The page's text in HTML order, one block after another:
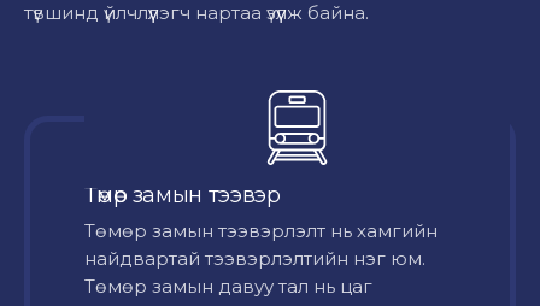
түвшинд үйлчлүүлэгч нартаа үзүүлж байна.
Төмөр замын тээвэр
Төмөр замын тээвэрлэлт нь хамгийн
найдвартай тээвэрлэлтийн нэг юм.
Төмөр замын давуу тал нь цаг